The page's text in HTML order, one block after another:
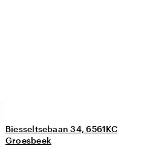
Biesseltsebaan 34, 6561KC
Groesbeek